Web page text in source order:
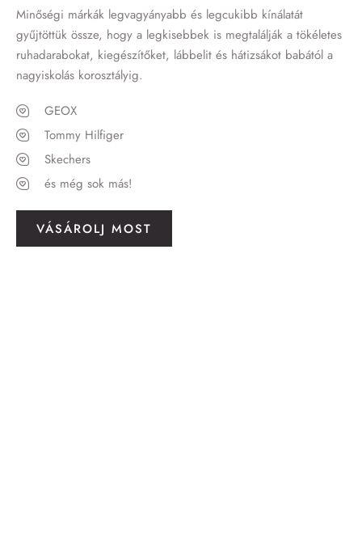
Minőségi márkák legvagyányabb és legcukibb kínálatát
gyűjtöttük össze, hogy a legkisebbek is megtalálják a tökéletes
ruhadarabokat, kiegészítőket, lábbelit és hátizsákot babától a
nagyiskolás korosztályig.
GEOX
Tommy Hilfiger
Skechers
és még sok más!
VÁSÁROLJ MOST